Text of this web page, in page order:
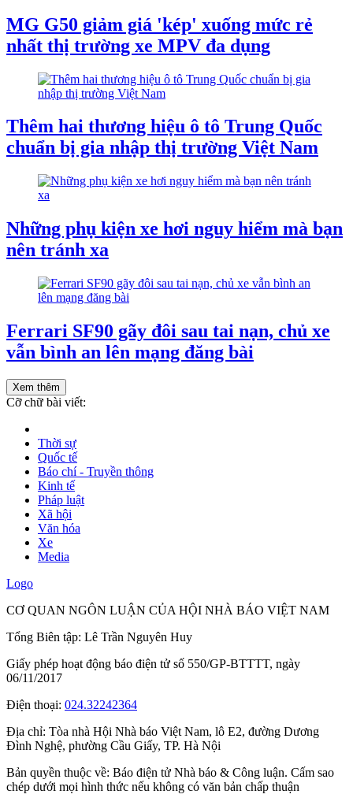
MG G50 giảm giá 'kép' xuống mức rẻ
nhất thị trường xe MPV đa dụng
Thêm hai thương hiệu ô tô Trung Quốc
chuẩn bị gia nhập thị trường Việt Nam
Những phụ kiện xe hơi nguy hiểm mà bạn
nên tránh xa
Ferrari SF90 gãy đôi sau tai nạn, chủ xe
vẫn bình an lên mạng đăng bài
Xem thêm
Cỡ chữ bài viết:
Thời sự
Quốc tế
Báo chí - Truyền thông
Kinh tế
Pháp luật
Xã hội
Văn hóa
Xe
Media
Logo
CƠ QUAN NGÔN LUẬN CỦA HỘI NHÀ BÁO VIỆT NAM
Tổng Biên tập: Lê Trần Nguyên Huy
Giấy phép hoạt động báo điện tử số 550/GP-BTTTT, ngày
06/11/2017
Điện thoại: 024.32242364
Địa chỉ: Tòa nhà Hội Nhà báo Việt Nam, lô E2, đường Dương
Đình Nghệ, phường Cầu Giấy, TP. Hà Nội
Bản quyền thuộc về: Báo điện tử Nhà báo & Công luận. Cấm sao
chép dưới mọi hình thức nếu không có văn bản chấp thuận